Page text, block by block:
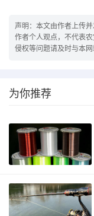
声明：本文由作者上传
作者个人观点，不代表
侵权等问题请及时与本
为你推荐